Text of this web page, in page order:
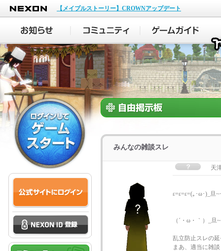
NEXON
【メイプルストーリー】CROWNアップデート
みんなの雑談スレ
天
ε=ε=ε=(｡･ω･)_
（´・ω・｀）_旦
乱立防止スレの
まあ、適当に雑